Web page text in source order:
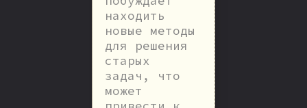
находить
новые методы
для решения
старых
задач, что
может